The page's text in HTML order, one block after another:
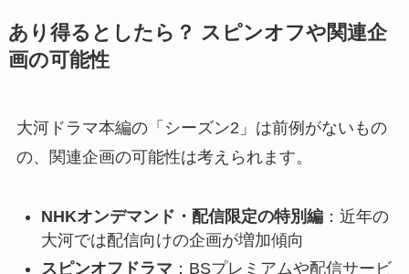
あり得るとしたら？ スピンオフや関連企
画の可能性
大河ドラマ本編の「シーズン2」は前例がないもの
の、関連企画の可能性は考えられます。
NHKオンデマンド・配信限定の特別編：近年の
大河では配信向けの企画が増加傾向
スピンオフドラマ ：BSプレミアムや配信サービ